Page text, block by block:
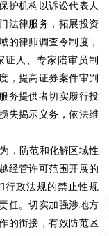
护机构以诉讼代表人
法律服务，拓展投资
的律师调查令制度，
证人、专家陪审员制
，提高证券案件审判
务提供者切实履行投
失揭示义务，依法维
，防范和化解区域性
经菅许可范围开展的
行政法规的禁止性规
任。切实加强涉地方
的衔接，有效防范区